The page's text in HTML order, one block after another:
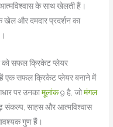
के साथ खेलती हैं।
खेल और दमदार प्रदर्शन का
को सफल क्रिकेट प्लेयर
एक सफल क्रिकेट प्लेयर बनाने में
पर उनकामूलांक9 है, जोमंगल
संकल्प, साहस और आत्मविश्वास
गुण हैं।